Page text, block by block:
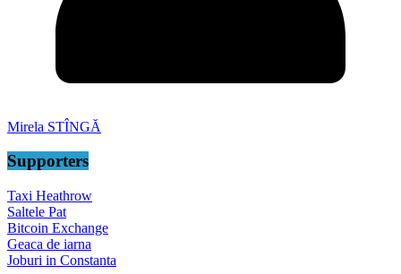
Mirela STÎNGĂ
Supporters
Taxi Heathrow
Saltele Pat
Bitcoin Exchange
Geaca de iarna
Joburi in Constanta